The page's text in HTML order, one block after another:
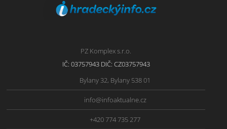
PZ Komplex s.r.o.
IČ: 03757943 DIČ: CZ03757943
Bylany 32, Bylany 538 01
info@infoaktualne.cz
+420 774 735 277